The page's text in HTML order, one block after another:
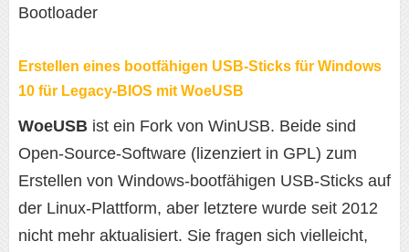
Bootloader
Erstellen eines bootfähigen USB-Sticks für Windows
10 für Legacy-BIOS mit WoeUSB
WoeUSB ist ein Fork von WinUSB. Beide sind
Open-Source-Software (lizenziert in GPL) zum
Erstellen von Windows-bootfähigen USB-Sticks auf
der Linux-Plattform, aber letztere wurde seit 2012
nicht mehr aktualisiert. Sie fragen sich vielleicht,